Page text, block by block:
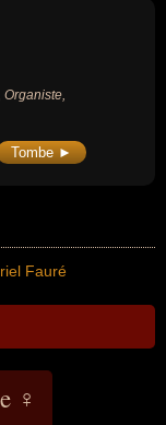
Organiste,
Tombe ►
Fauré
♀